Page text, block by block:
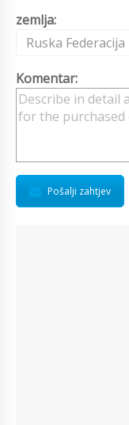
zemlja:
Ruska Federacija
Komentar:
Pošalji zahtjev